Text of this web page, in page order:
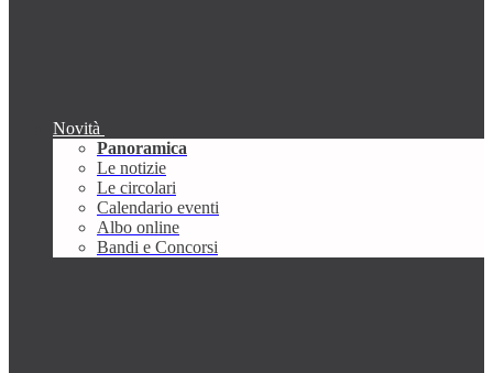
Novità
Panoramica
Le notizie
Le circolari
Calendario eventi
Albo online
Bandi e Concorsi